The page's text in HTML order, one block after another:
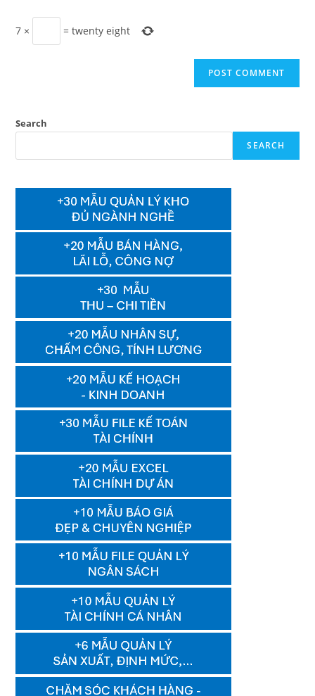
7 × =twenty eight
Search
SEARCH